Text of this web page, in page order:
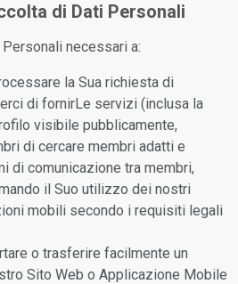
di Dati Personali
necessari a:
la Sua richiesta di
di fornirLe servizi (inclusa la
visibile pubblicamente,
di cercare membri adatti e
di comunicazione tra membri,
il Suo utilizzo dei nostri
mobili secondo i requisiti legali
o trasferire facilmente un
Sito Web o Applicazione Mobile